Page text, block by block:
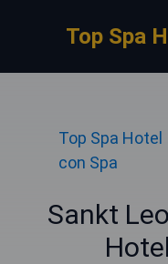
Top Spa
Top Spa Hotel
con Spa
Sankt